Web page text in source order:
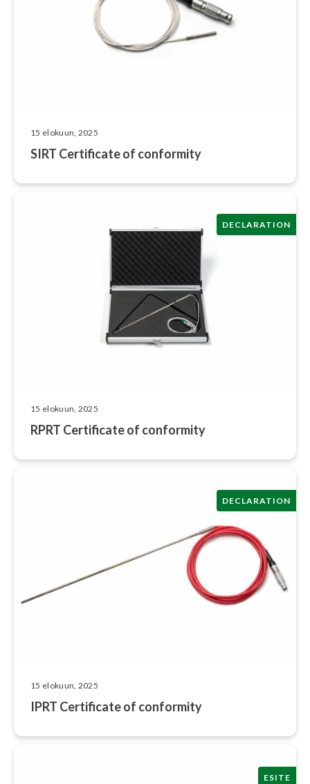
15 elokuun, 2025
SIRT Certificate of conformity
DECLARATION
15 elokuun, 2025
RPRT Certificate of conformity
DECLARATION
15 elokuun, 2025
IPRT Certificate of conformity
ESITE